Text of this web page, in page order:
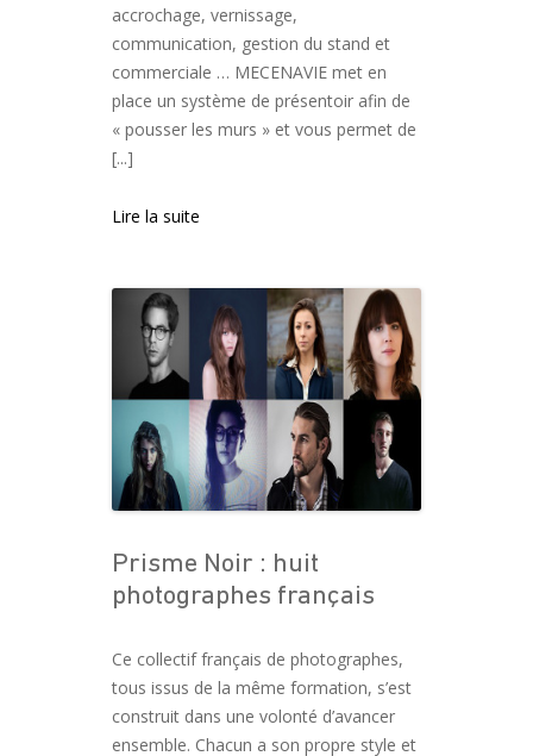
accrochage, vernissage,
communication, gestion du stand et
commerciale … MECENAVIE met en
place un système de présentoir afin de
« pousser les murs » et vous permet de
[...]
Lire la suite
Prisme Noir : huit
photographes français
Ce collectif français de photographes,
tous issus de la même formation, s’est
construit dans une volonté d’avancer
ensemble. Chacun a son propre style et